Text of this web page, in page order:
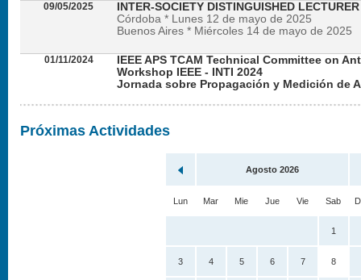
09/05/2025
INTER-SOCIETY DISTINGUISHED
Córdoba * Lunes 12 de mayo de 2025
Buenos Aires * Miércoles 14 de mayo de 2025
01/11/2024
IEEE APS TCAM Technical Committee on
Workshop IEEE - INTI 2024
Jornada sobre Propagación y Medición de
Próximas Actividades
Agosto 2026
Lun Mar Mie Jue Vie Sab
1
3 4 5 6 7 8